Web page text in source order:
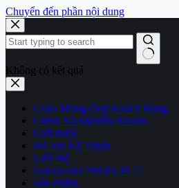
Chuyển đến phần nội dung
Không có kết quả
Chào Mừng Quý Khách Hàng
Chính Sách&Điều Khoản
Giới thiệu
Hổ Trợ Kỷ Thuật
Liên Hệ
Sales3-+84.789.83.49.77
Sản Phẩm